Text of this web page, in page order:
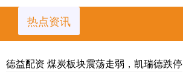
热点资讯
德益配资 煤炭板块震荡走弱，凯瑞德跌停